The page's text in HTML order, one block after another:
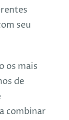
seu
os mais
de
combinar